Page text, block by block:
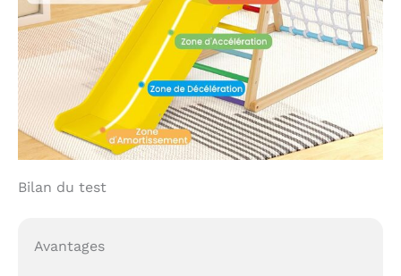
Bilan du test
Avantages